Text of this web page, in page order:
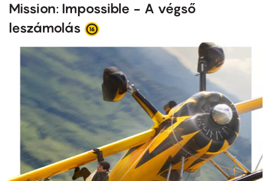
Mission: Impossible - A végső
leszámolás